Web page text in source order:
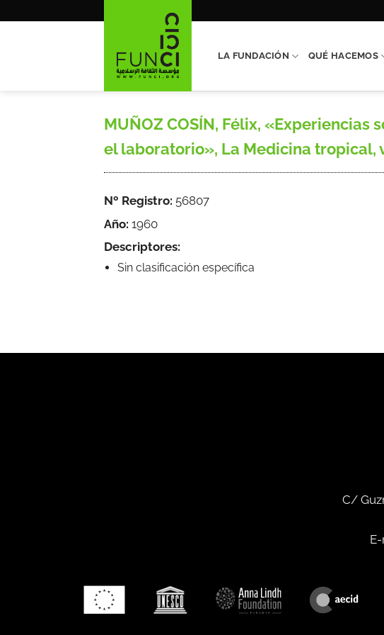
LA FUNDACIÓN QUÉ HACEMOS
MUÑOZ COSÍN, Félix,
el laboratorio», La Medicina tropical,
Nº Registro: 56807
Año: 1960
Descriptores:
Sin clasificación específica
C/